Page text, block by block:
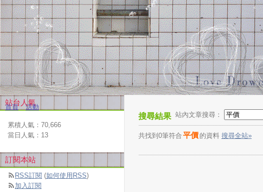
首頁 活動
搜尋結果 站內文章搜尋：
共找到0筆符合 平價 的資料 搜尋全站»
站台人氣
累積人氣： 70,666
當日人氣： 13
訂閱本站
RSS訂閱 (如何使用RSS)
加入訂閱